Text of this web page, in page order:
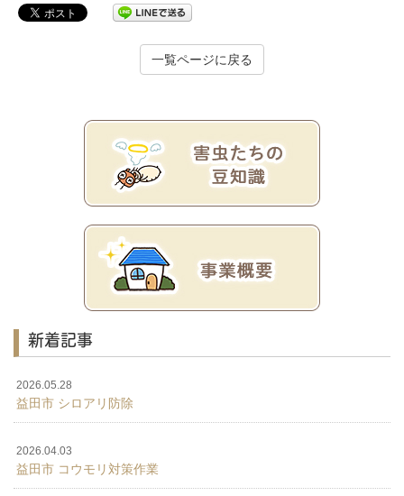
一覧ページに戻る
新着記事
2026.05.28
益田市 シロアリ防除
2026.04.03
益田市 コウモリ対策作業